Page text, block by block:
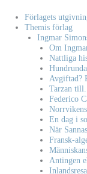
Förlagets
Themis förlag
Ingmar
Om
Nattliga
Avgiftad?
Tarzan
Federico
En dag i
När
Fransk-
Antingen